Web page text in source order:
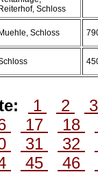
Reiterhof, Schloss
Muehle, Schloss
1 2
17 18
31 32
45 46